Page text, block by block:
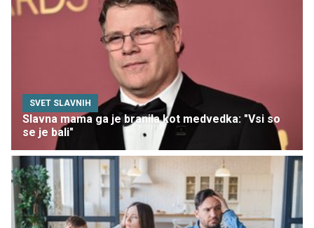
SVET SLAVNIH
Slavna mama ga je branila kot medvedka: "Vsi so
se je bali"